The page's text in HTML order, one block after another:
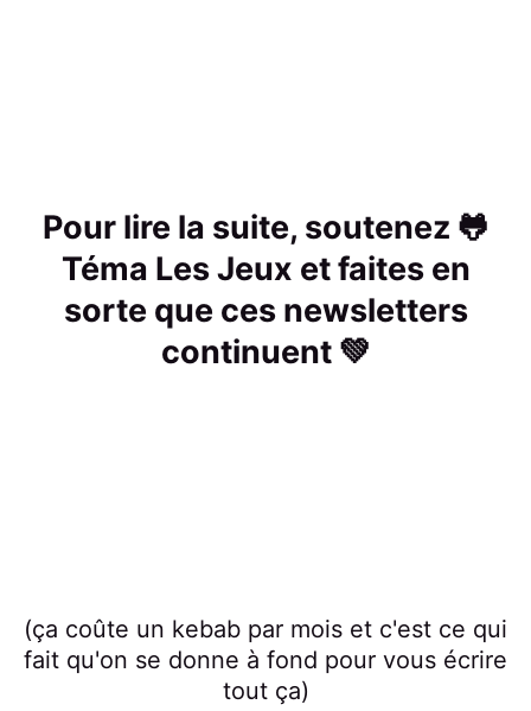
Pour lire la suite, soutenez 🐸
Téma Les Jeux et faites en
sorte que ces newsletters
continuent 💚
(ça coûte un kebab par mois et c'est ce qui
fait qu'on se donne à fond pour vous écrire
tout ça)